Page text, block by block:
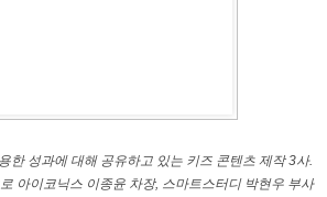
한 성과에 대해 공유하고 있는 키즈 콘텐츠 제작 3사.
아이코닉스 이종윤 차장, 스마트스터디 박현우 부사